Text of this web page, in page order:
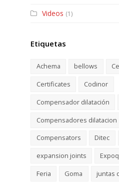
Videos (1)
Etiquetas
Achema bellows
Certificates
Codinor
Compensador dilatación
Compensadores dilatacion
Compensators
Ditec
expansion joints
Feria
Goma
juntas